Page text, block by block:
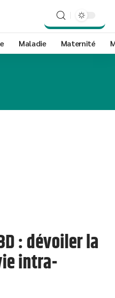
Maladie Maternité
: dévoiler la
intra-